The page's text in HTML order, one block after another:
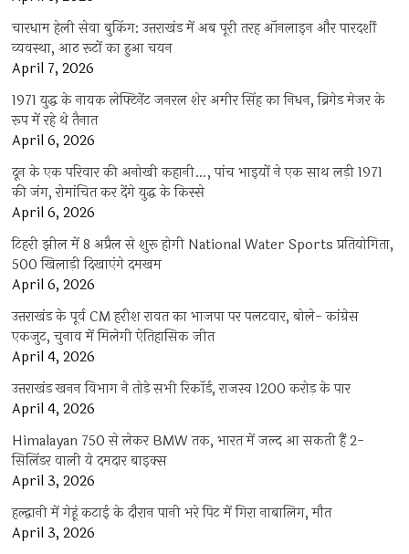
चारधाम हेली सेवा बुकिंग: उत्तराखंड में अब पूरी तरह ऑनलाइन और पारदर्शी
व्यवस्था, आठ रूटों का हुआ चयन
April 7, 2026
1971 युद्ध के नायक लेफ्टिनेंट जनरल शेर अमीर सिंह का निधन, ब्रिगेड मेजर के
रूप में रहे थे तैनात
April 6, 2026
दून के एक परिवार की अनोखी कहानी…, पांच भाइयों ने एक साथ लड़ी 1971
की जंग, रोमांचित कर देंगे युद्ध के किस्से
April 6, 2026
टिहरी झील में 8 अप्रैल से शुरू होगी National Water Sports प्रतियोगिता,
500 खिलाड़ी दिखाएंगे दमखम
April 6, 2026
उत्तराखंड के पूर्व CM हरीश रावत का भाजपा पर पलटवार, बोले- कांग्रेस
एकजुट, चुनाव में मिलेगी ऐतिहासिक जीत
April 4, 2026
उत्तराखंड खनन विभाग ने तोड़े सभी रिकॉर्ड, राजस्व 1200 करोड़ के पार
April 4, 2026
Himalayan 750 से लेकर BMW तक, भारत में जल्द आ सकती हैं 2-
सिलिंडर वाली ये दमदार बाइक्स
April 3, 2026
हल्द्वानी में गेहूं कटाई के दौरान पानी भरे पिट में गिरा नाबालिग, मौत
April 3, 2026